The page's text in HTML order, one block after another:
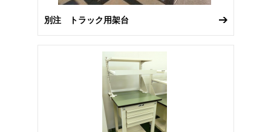
別注 トラック用架台